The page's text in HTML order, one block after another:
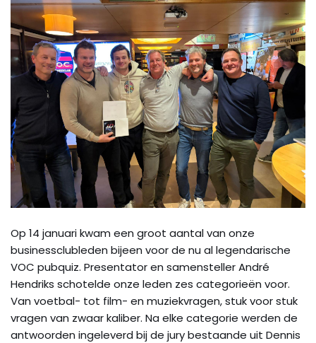
Op 14 januari kwam een groot aantal van onze
businessclubleden bijeen voor de nu al legendarische
VOC pubquiz. Presentator en samensteller André
Hendriks schotelde onze leden zes categorieën voor.
Van voetbal- tot film- en muziekvragen, stuk voor stuk
vragen van zwaar kaliber. Na elke categorie werden de
antwoorden ingeleverd bij de jury bestaande uit Dennis